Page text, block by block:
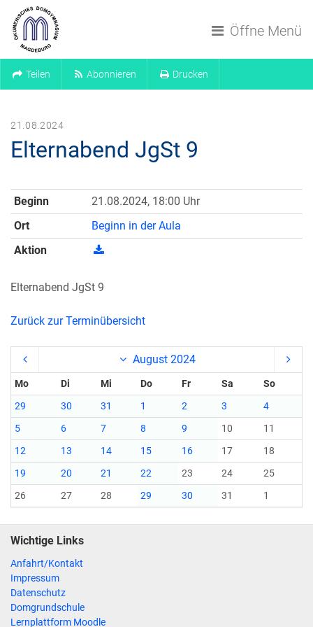
Öffne Menü
Teilen Abonnieren Drucken
21.08.2024
Elternabend JgSt 9
Beginn
21.08.2024, 18:00 Uhr
Ort
Beginn in der Aula
Aktion
Elternabend JgSt 9
Zurück zur Terminübersicht
August 2024
Mo Di Mi Do Fr Sa
So
29
30 31 1 2 3
4
5
6 7 8 9 10
11
12
13 14 15 16 17
18
19
20 21 22 23 24
25
26
27 28 29 30 31 1
Wichtige Links
Anfahrt/Kontakt
Impressum
Datenschutz
Domgrundschule
Lernplattform Moodle